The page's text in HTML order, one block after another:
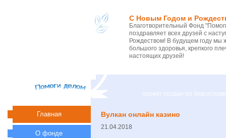
С Новым Годом и
Благотворительный Фонд
поздравляет всех друзей с
Рождеством! В будущем году
большого здоровья, крепкого
настоящих друзей!
проект создан по
Вулкан онлайн казино
21.04.2018
Главная
О фонде